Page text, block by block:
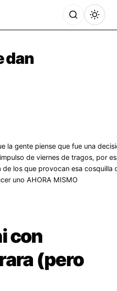
dan
la gente piense que fue una
de viernes de tragos, por
los que provocan esa cosquilla
uno AHORA MISMO
con
(pero